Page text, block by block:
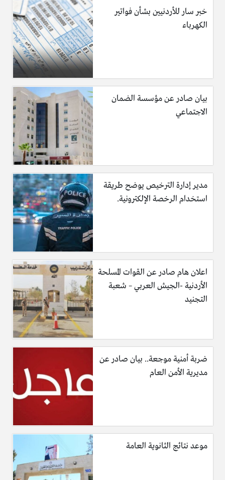
خبر سار للأردنيين بشأن فواتير
الكهرباء
بيان صادر عن مؤسسة الضمان
الاجتماعي
مدير إدارة الترخيص يوضح طريقة
استخدام الرخصة الإلكترونية.
اعلان هام صادر عن القوات المسلحة
الأردنية -الجيش العربي – شعبة
التجنيد
ضربة أمنية موجعة.. بيان صادر عن
مديرية الأمن العام
موعد نتائج الثانوية العامة